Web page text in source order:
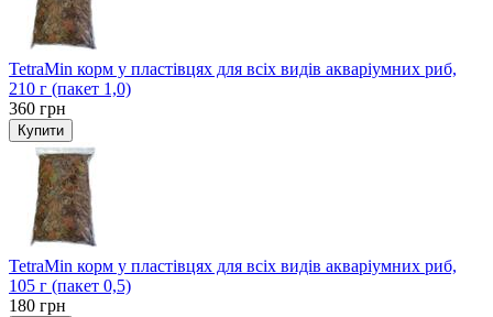
TetraMin корм у пластівцях для всіх видів акваріумних риб,
210 г (пакет 1,0)
360 грн
Купити
TetraMin корм у пластівцях для всіх видів акваріумних риб,
105 г (пакет 0,5)
180 грн